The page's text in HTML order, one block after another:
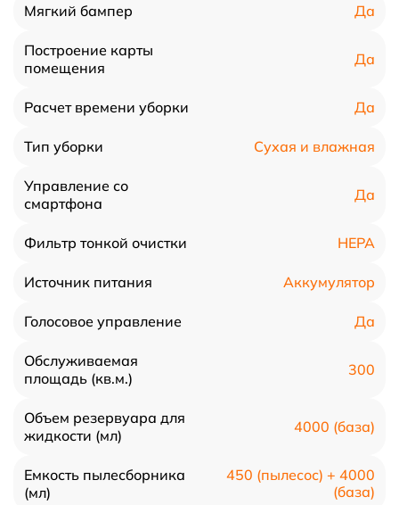
Мягкий бампер Да
Построение карты
помещения
Да
Расчет времени уборки Да
Тип уборки Сухая и влажная
Управление со
смартфона
Да
Фильтр тонкой очистки HEPA
Источник питания Аккумулятор
Голосовое управление Да
Обслуживаемая
площадь (кв.м.)
300
Объем резервуара для
жидкости (мл)
4000 (база)
Емкость пылесборника
(мл)
450 (пылесос) + 4000
(база)